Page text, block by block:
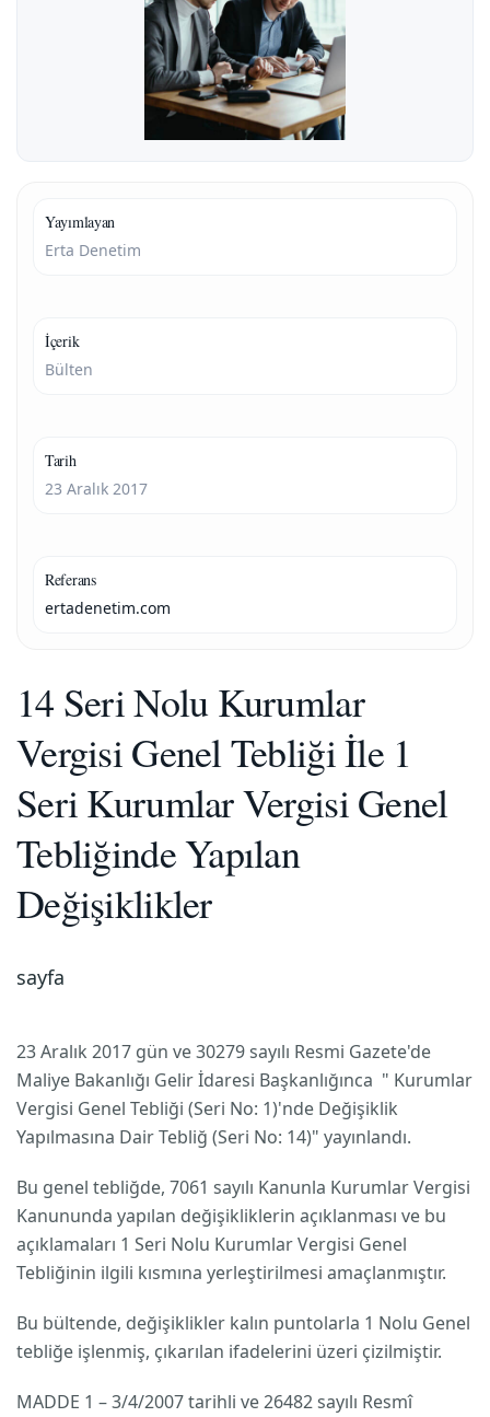
Yayımlayan
Erta Denetim
İçerik
Bülten
Tarih
23 Aralık 2017
Referans
ertadenetim.com
14 Seri Nolu Kurumlar
Vergisi Genel Tebliği İle 1
Seri Kurumlar Vergisi Genel
Tebliğinde Yapılan
Değişiklikler
sayfa
23 Aralık 2017 gün ve 30279 sayılı Resmi Gazete'de
Maliye Bakanlığı Gelir İdaresi Başkanlığınca " Kurumlar
Vergisi Genel Tebliği (Seri No: 1)'nde Değişiklik
Yapılmasına Dair Tebliğ (Seri No: 14)" yayınlandı.
Bu genel tebliğde, 7061 sayılı Kanunla Kurumlar Vergisi
Kanununda yapılan değişikliklerin açıklanması ve bu
açıklamaları 1 Seri Nolu Kurumlar Vergisi Genel
Tebliğinin ilgili kısmına yerleştirilmesi amaçlanmıştır.
Bu bültende, değişiklikler kalın puntolarla 1 Nolu Genel
tebliğe işlenmiş, çıkarılan ifadelerini üzeri çizilmiştir.
MADDE 1 – 3/4/2007 tarihli ve 26482 sayılı Resmî